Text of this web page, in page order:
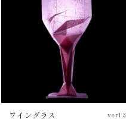
ワイングラス ver1.3